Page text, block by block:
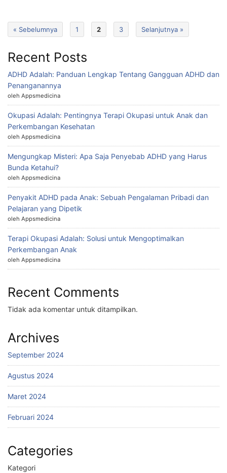
« Sebelumnya 1 2 3 Selanjutnya »
Recent Posts
ADHD Adalah: Panduan Lengkap Tentang Gangguan ADHD dan
Penanganannya
oleh Appsmedicina
Okupasi Adalah: Pentingnya Terapi Okupasi untuk Anak dan
Perkembangan Kesehatan
oleh Appsmedicina
Mengungkap Misteri: Apa Saja Penyebab ADHD yang Harus
Bunda Ketahui?
oleh Appsmedicina
Penyakit ADHD pada Anak: Sebuah Pengalaman Pribadi dan
Pelajaran yang Dipetik
oleh Appsmedicina
Terapi Okupasi Adalah: Solusi untuk Mengoptimalkan
Perkembangan Anak
oleh Appsmedicina
Recent Comments
Tidak ada komentar untuk ditampilkan.
Archives
September 2024
Agustus 2024
Maret 2024
Februari 2024
Categories
Kategori